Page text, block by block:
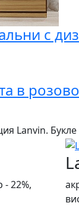
с
в
Lanvin. Букле
- 22%,